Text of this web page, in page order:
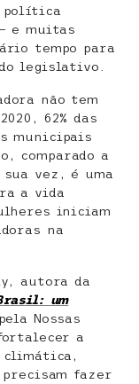
política
e muitas
tempo para
legislativo.
não tem
62% das
municipais
comparado a
sua vez, é uma
a vida
iniciam
na
autora da
um
Nossas
a
climática,
fazer